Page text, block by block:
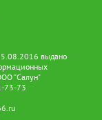
выдано
"Салун"
73-73